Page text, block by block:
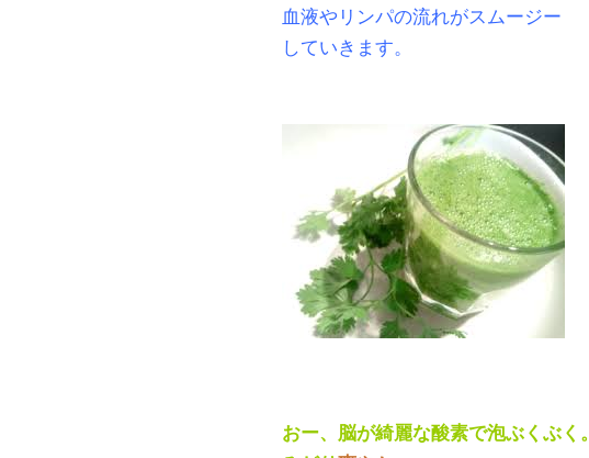
血液やリンパの流れがスムージー
していきます。
おー、脳が綺麗な酸素で泡ぶくぶく。